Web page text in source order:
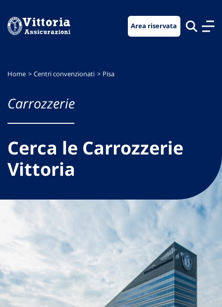
menu
contenuto
footer
Area riservata
Home Centri convenzionati Pisa
Carrozzerie
Cerca le Carrozzerie
Vittoria